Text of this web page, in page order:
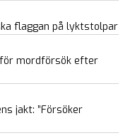
flaggan på lyktstolpar
mordförsök efter
jakt: ”Försöker